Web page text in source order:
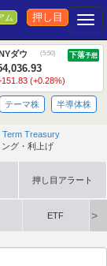
ム 押し目
ダウ (5:50) 下落予想
(+0.28%)
テーマ株 半導体株
Term Treasury
グ・利上げ
押し目アラート
ETF